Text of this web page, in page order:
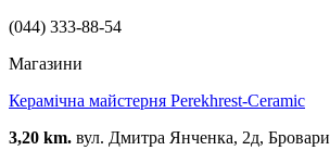
(044) 333-88-54
Магазини
Керамічна майстерня Perekhrest-Ceramic
3,20 km. вул. Дмитра Янченка, 2д, Бровари